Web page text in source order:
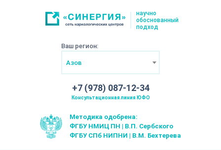
научно
обоснованный
подход
Ваш регион:
Азов
+7 (978) 087-12-34
Консультационная линия ЮФО
Методика одобрена:
ФГБУ НМИЦ ПН | В.П. Сербского
ФГБУ СПб НИПНИ | В.М. Бехтерева